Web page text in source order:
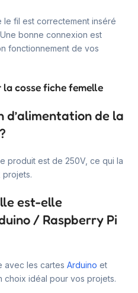
le fil est correctement inséré
bonne connexion est
fonctionnement de vos
cosse fiche femelle
d’alimentation de la
produit est de 250V, ce qui la
est-elle
/ Raspberry Pi
avec les cartes Arduino et
choix idéal pour vos projets.